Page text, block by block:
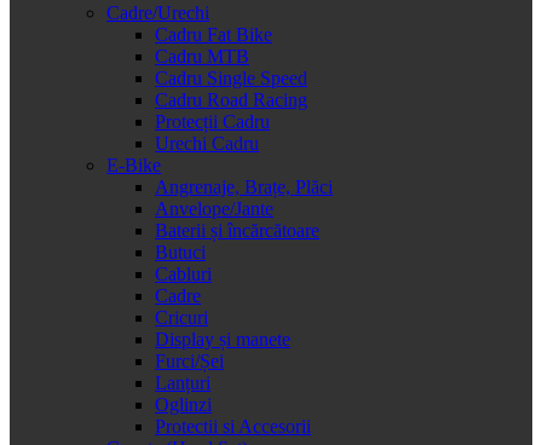
Cadre/Urechi
Cadru Fat Bike
Cadru MTB
Cadru Single Speed
Cadru Road Racing
Protecții Cadru
Urechi Cadru
E-Bike
Angrenaje, Brațe, Plăci
Anvelope/Jante
Baterii și încărcătoare
Butuci
Cabluri
Cadre
Cricuri
Display și manete
Furci/Șei
Lanțuri
Oglinzi
Protectii si Accesorii